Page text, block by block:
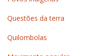
Questões da terra
Quilombolas